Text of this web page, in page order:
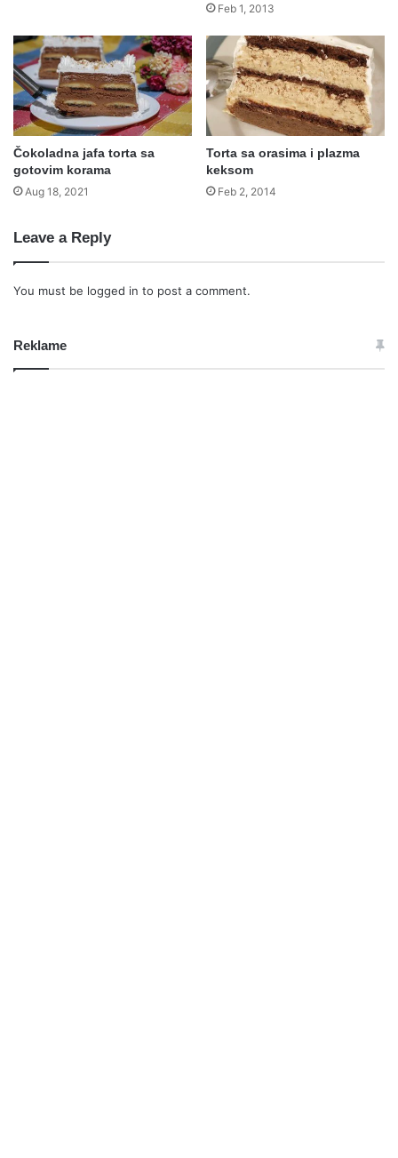
Feb 1, 2013
Čokoladna jafa torta sa
gotovim korama
Aug 18, 2021
Torta sa orasima i plazma
keksom
Feb 2, 2014
Leave a Reply
You must be logged in to post a comment.
Reklame